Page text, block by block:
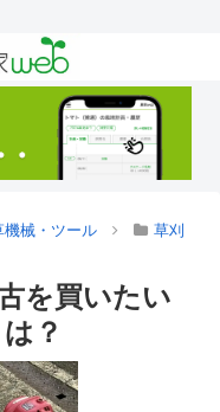
機械・ツール
草刈
を買いたい
？